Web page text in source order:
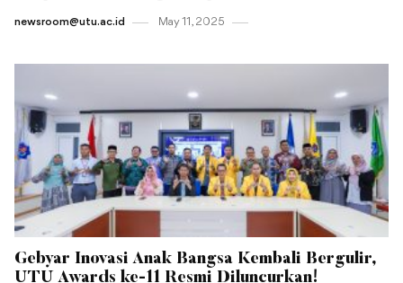
newsroom@utu.ac.id May 11 , 2025
Gebyar Inovasi Anak Bangsa Kembali Bergulir,
UTU Awards ke-11 Resmi Diluncurkan!